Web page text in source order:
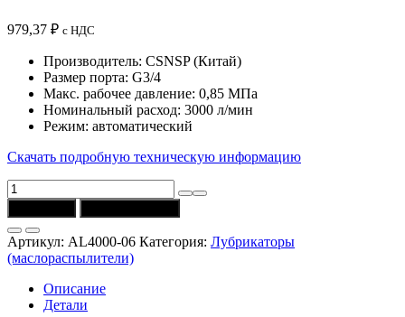
979,37 ₽ с НДС
Производитель: CSNSP (Китай)
Размер порта: G3/4
Макс. рабочее давление: 0,85 МПа
Номинальный расход: 3000 л/мин
Режим: автоматический
Скачать подробную техническую информацию
Количество
товара
Лубрикатор
AL4000-
06
(G3/4;
Артикул: AL4000-06 Категория: Лубрикаторы
(маслораспылители)
Описание
Детали